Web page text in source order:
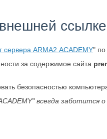
ссылке
сервера ARMA2.ACADEMY" по
за содержимое сайта
безопасностью
всегда заботится